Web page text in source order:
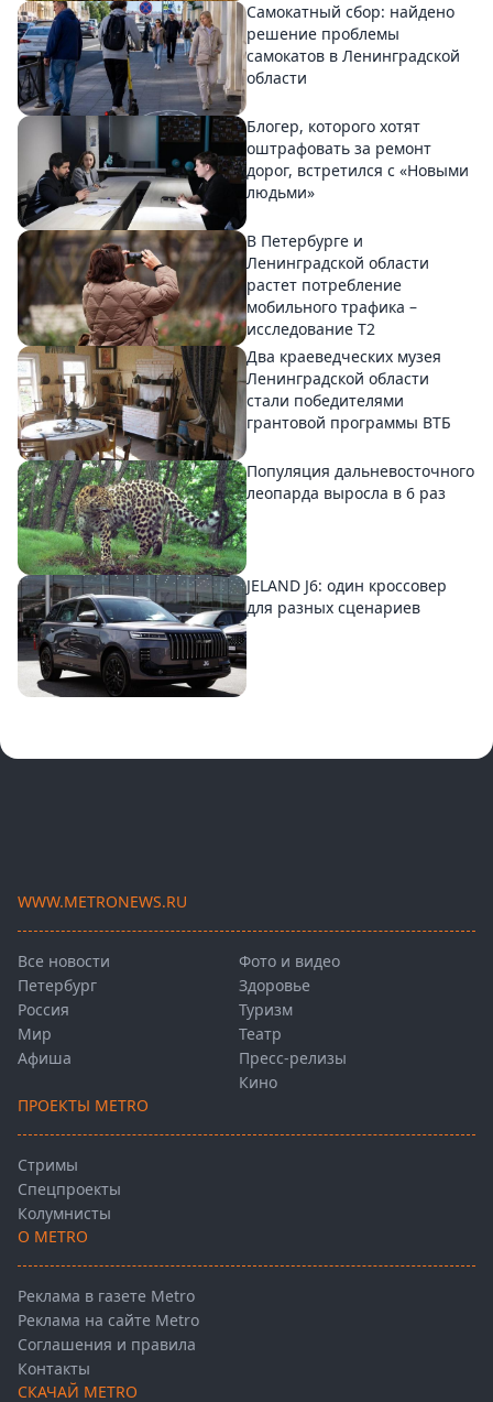
Самокатный сбор: найдено
решение проблемы
самокатов в Ленинградской
области
Блогер, которого хотят
оштрафовать за ремонт
дорог, встретился с «Новыми
людьми»
В Петербурге и
Ленинградской области
растет потребление
мобильного трафика –
исследование T2
Два краеведческих музея
Ленинградской области
стали победителями
грантовой программы ВТБ
Популяция дальневосточного
леопарда выросла в 6 раз
JELAND J6: один кроссовер
для разных сценариев
WWW.METRONEWS.RU
Все новости
Петербург
Россия
Мир
Афиша
Фото и видео
Здоровье
Туризм
Театр
Пресс-релизы
Кино
ПРОЕКТЫ METRO
Стримы
Спецпроекты
Колумнисты
О METRO
Реклама в газете Metro
Реклама на сайте Metro
Соглашения и правила
Контакты
СКАЧАЙ METRO